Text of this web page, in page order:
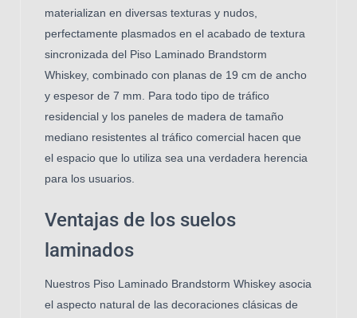
materializan en diversas texturas y nudos,
perfectamente plasmados en el acabado de textura
sincronizada del Piso Laminado Brandstorm
Whiskey, combinado con planas de 19 cm de ancho
y espesor de 7 mm. Para todo tipo de tráfico
residencial y los paneles de madera de tamaño
mediano resistentes al tráfico comercial hacen que
el espacio que lo utiliza sea una verdadera herencia
para los usuarios.
Ventajas de los suelos
laminados
Nuestros Piso Laminado Brandstorm Whiskey asocia
el aspecto natural de las decoraciones clásicas de